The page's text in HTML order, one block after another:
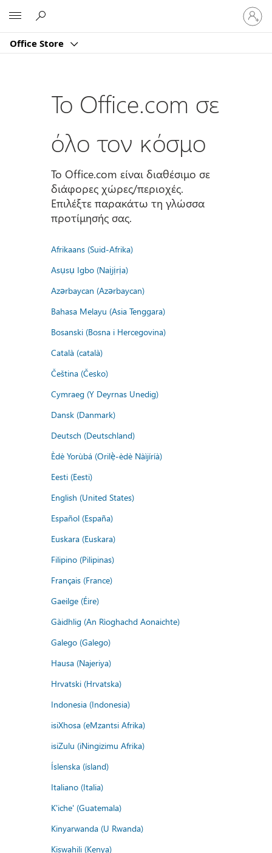
Office Store
Είσοδος
στον
Το Office.com σε
όλο τον κόσμο
Το Office.com είναι διαθέσιμο σε
διάφορες χώρες/περιοχές.
Επιλέξτε παρακάτω τη γλώσσα
προτίμησής σας.
Afrikaans (Suid-Afrika)
Asụsụ Igbo (Naịjịrịa)
Azərbaycan (Azərbaycan)
Bahasa Melayu (Asia Tenggara)
Bosanski (Bosna i Hercegovina)
Català (català)
Čeština (Česko)
Cymraeg (Y Deyrnas Unedig)
Dansk (Danmark)
Deutsch (Deutschland)
Èdè Yorùbá (Orilẹ̀-èdè Nàìjíríà)
Eesti (Eesti)
English (United States)
Español (España)
Euskara (Euskara)
Filipino (Pilipinas)
Français (France)
Gaeilge (Éire)
Gàidhlig (An Rìoghachd Aonaichte)
Galego (Galego)
Hausa (Najeriya)
Hrvatski (Hrvatska)
Indonesia (Indonesia)
isiXhosa (eMzantsi Afrika)
isiZulu (iNingizimu Afrika)
Íslenska (ísland)
Italiano (Italia)
K'iche' (Guatemala)
Kinyarwanda (U Rwanda)
Kiswahili (Kenya)